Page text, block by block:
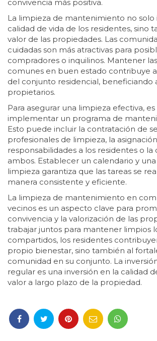
convivencia más positiva.
La limpieza de mantenimiento no solo
calidad de vida de los residentes, sino
valor de las propiedades. Las
cuidadas son más atractivas para
compradores o inquilinos. Mantener
comunes en buen estado contribuye
del conjunto residencial, beneficiando
propietarios.
Para asegurar una limpieza efectiva,
implementar un programa de
Esto puede incluir la contratación de
profesionales de limpieza, la
responsabilidades a los residentes o
ambos. Establecer un calendario y
limpieza garantiza que las tareas se
manera consistente y eficiente.
La limpieza de mantenimiento en
vecinos es un aspecto clave para
convivencia y la valorización de las
trabajar juntos para mantener limpios
compartidos, los residentes
propio bienestar, sino también al
comunidad en su conjunto. La
regular es una inversión en la calidad
valor a largo plazo de la propiedad.